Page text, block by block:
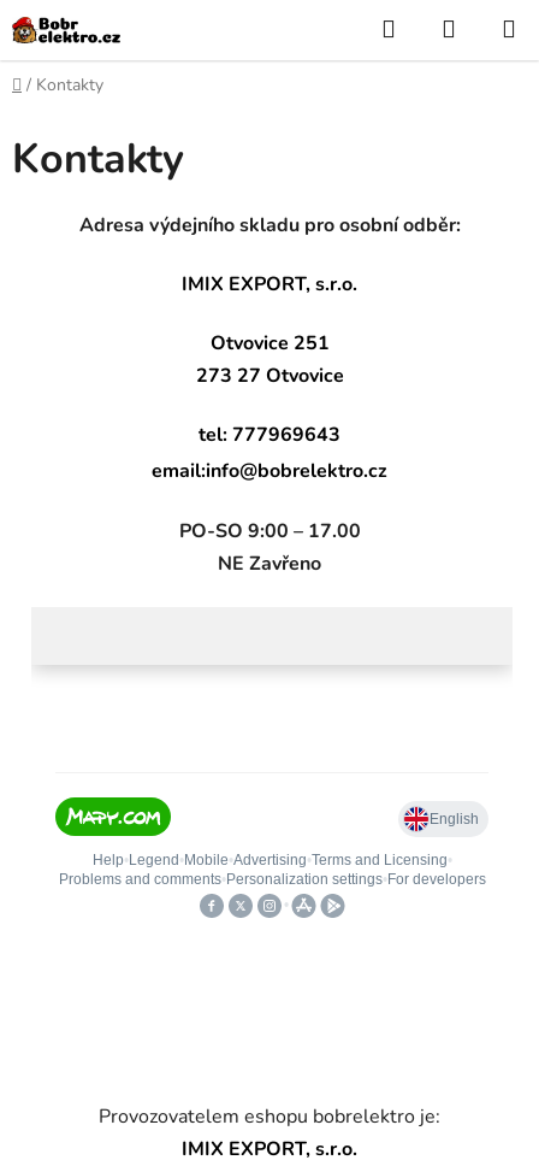
Přejít
na
obsah
Hledat
KOŠÍK
Domů
/ Kontakty
Kontakty
Adresa výdejního skladu pro osobní odběr:
IMIX EXPORT, s.r.o.
Otvovice 251
273 27 Otvovice
tel: 777969643
email:info@bobrelektro.cz
PO-SO 9:00 – 17.00
NE Zavřeno
Provozovatelem eshopu bobrelektro je:
IMIX EXPORT, s.r.o.